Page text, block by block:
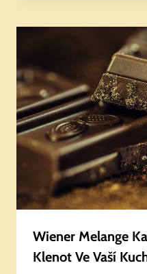
Wiener Melange
Klenot Ve Vaší